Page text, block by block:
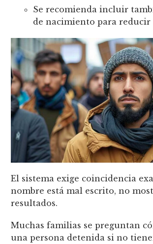
Se recomienda incluir
de nacimiento para reducir
El sistema exige coincidencia
nombre está mal escrito, no
resultados.
Muchas familias se preguntan
una persona detenida si no